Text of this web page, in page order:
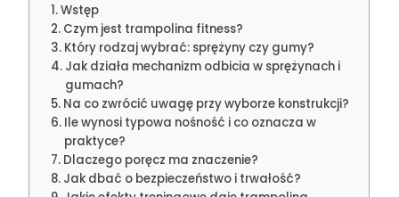
Wstęp
Czym jest trampolina fitness?
Który rodzaj wybrać: sprężyny czy gumy?
Jak działa mechanizm odbicia w sprężynach i
gumach?
Na co zwrócić uwagę przy wyborze konstrukcji?
Ile wynosi typowa nośność i co oznacza w
praktyce?
Dlaczego poręcz ma znaczenie?
Jak dbać o bezpieczeństwo i trwałość?